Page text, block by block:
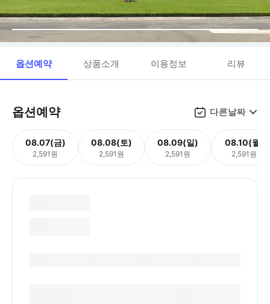
옵션예약 상품소개 이용정보 리뷰
옵션예약 다른날짜
08.07(금)
2,591원
08.08(토)
2,591원
08.09(일)
2,591원
08.10(월)
2,591원